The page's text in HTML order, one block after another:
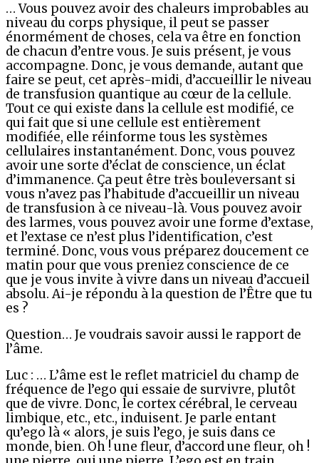
… Vous pouvez avoir des chaleurs improbables au
niveau du corps physique, il peut se passer
énormément de choses, cela va être en fonction
de chacun d’entre vous. Je suis présent, je vous
accompagne. Donc, je vous demande, autant que
faire se peut, cet après-midi, d’accueillir le niveau
de transfusion quantique au cœur de la cellule.
Tout ce qui existe dans la cellule est modifié, ce
qui fait que si une cellule est entièrement
modifiée, elle réinforme tous les systèmes
cellulaires instantanément. Donc, vous pouvez
avoir une sorte d’éclat de conscience, un éclat
d’immanence. Ça peut être très bouleversant si
vous n’avez pas l’habitude d’accueillir un niveau
de transfusion à ce niveau-là. Vous pouvez avoir
des larmes, vous pouvez avoir une forme d’extase,
et l’extase ce n’est plus l’identification, c’est
terminé. Donc, vous vous préparez doucement ce
matin pour que vous preniez conscience de ce
que je vous invite à vivre dans un niveau d’accueil
absolu. Ai-je répondu à la question de l’Être que tu
es ?
Question… Je voudrais savoir aussi le rapport de
l’âme.
Luc : … L’âme est le reflet matriciel du champ de
fréquence de l’ego qui essaie de survivre, plutôt
que de vivre. Donc, le cortex cérébral, le cerveau
limbique, etc., etc., induisent. Je parle entant
qu’ego là « alors, je suis l’ego, je suis dans ce
monde, bien. Oh ! une fleur, d’accord une fleur, oh !